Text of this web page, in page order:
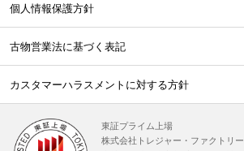
個人情報保護方針
古物営業法に基づく表記
カスタマーハラスメントに対する方針
東証プライム上場
株式会社トレジャー・ファクトリー